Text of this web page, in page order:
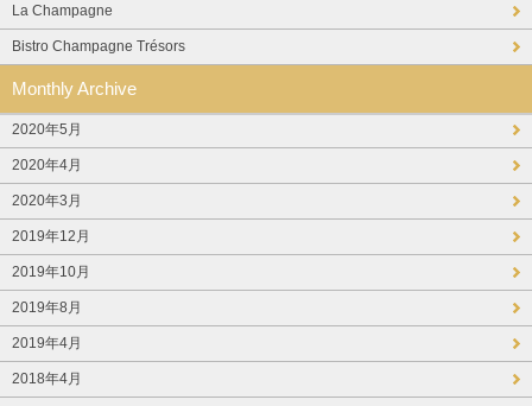
La Champagne
Bistro Champagne Trésors
Monthly Archive
2020年5月
2020年4月
2020年3月
2019年12月
2019年10月
2019年8月
2019年4月
2018年4月